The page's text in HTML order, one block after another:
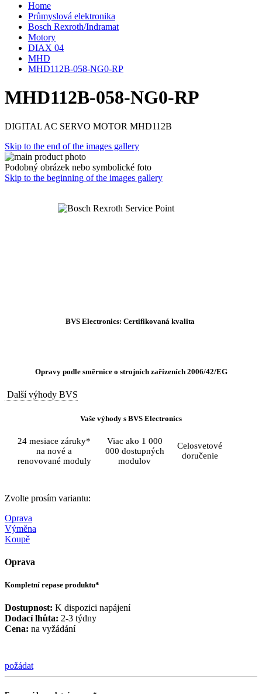
Home
Průmyslová elektronika
Bosch Rexroth/Indramat
Motory
DIAX 04
MHD
MHD112B-058-NG0-RP
MHD112B-058-NG0-RP
DIGITAL AC SERVO MOTOR MHD112B
Skip to the end of the images gallery
Podobný obrázek nebo symbolické foto
Skip to the beginning of the images gallery
BVS Electronics: Certifikovaná kvalita
Opravy podle směrnice o strojních zařízeních 2006/42/EG
Další výhody BVS
Vaše výhody s BVS Electronics
24 mesiace záruky*
na nové a
renovované moduly
Viac ako 1 000
000 dostupných
modulov
Celosvetové
doručenie
Zvolte prosím variantu:
Oprava
Výměna
Koupě
Oprava
Kompletní repase produktu*
Dostupnost: K dispozici napájení
Dodací lhůta: 2-3 týdny
Cena: na vyžádání
požádat